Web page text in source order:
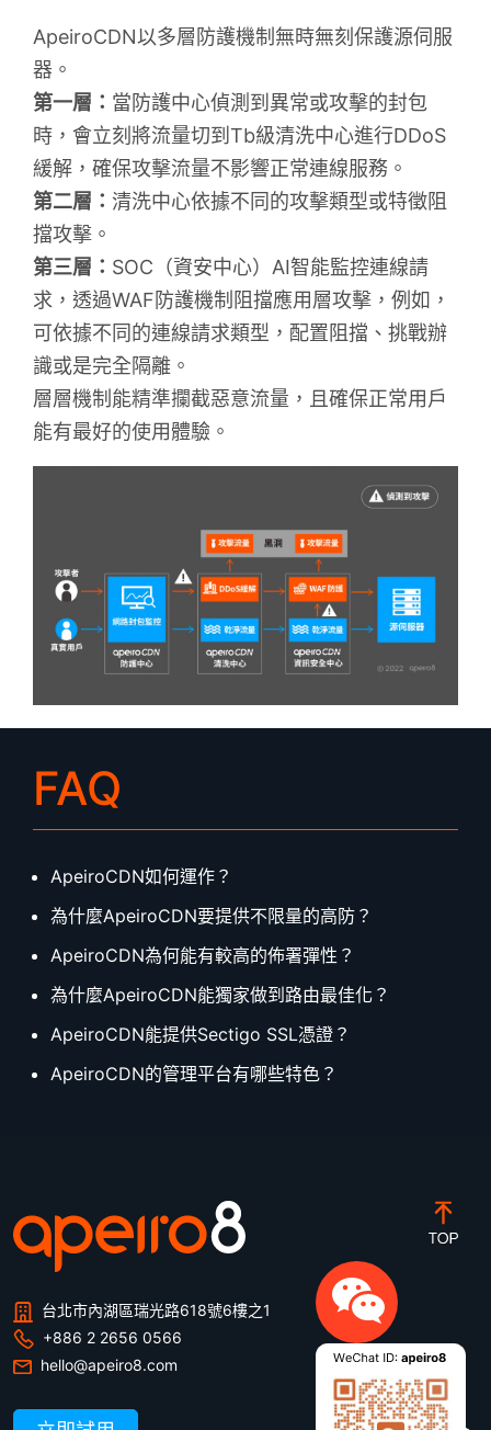
ApeiroCDN以多層防護機制無時無刻保護源伺服
器。
第一層： 當防護中心偵測到異常或攻擊的封包
時，會立刻將流量切到Tb級清洗中心進行DDoS
緩解，確保攻擊流量不影響正常連線服務。
第二層： 清洗中心依據不同的攻擊類型或特徵阻
擋攻擊。
第三層： SOC（資安中心）AI智能監控連線請
求，透過WAF防護機制阻擋應用層攻擊，例如，
可依據不同的連線請求類型，配置阻擋、挑戰辦
識或是完全隔離。
層層機制能精準攔截惡意流量，且確保正常用戶
能有最好的使用體驗。
FAQ
ApeiroCDN如何運作？
為什麼ApeiroCDN要提供不限量的高防？
ApeiroCDN為何能有較高的佈署彈性？
為什麼ApeiroCDN能獨家做到路由最佳化？
ApeiroCDN能提供Sectigo SSL憑證？
ApeiroCDN的管理平台有哪些特色？
台北市內湖區瑞光路618號6樓之1
+886 2 2656 0566
hello@apeiro8.com